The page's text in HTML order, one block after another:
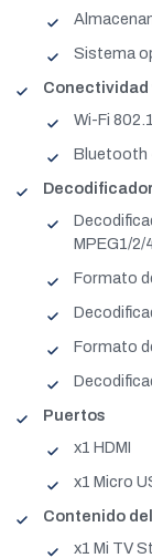
Sistema
Conectividad
Wi-Fi
Bluetooth
Decodificador
MPEG1/2/
Formato
Formato
Puertos
x1 HDMI
x1 Micro
Contenido
x1 Mi TV